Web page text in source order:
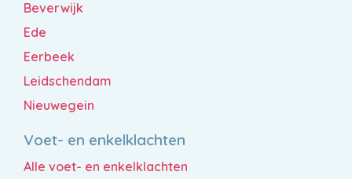
Beverwijk
Ede
Eerbeek
Leidschendam
Nieuwegein
Voet- en enkelklachten
Alle voet- en enkelklachten